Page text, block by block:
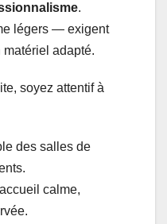
.
légers — exigent
adapté.
soyez attentif à
des salles de
calme,